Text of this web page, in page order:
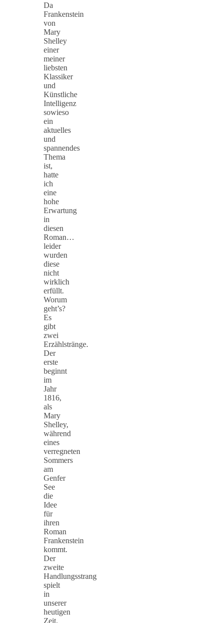
Da
Frankenstein
von
Mary
Shelley
einer
meiner
liebsten
Klassiker
und
Künstliche
Intelligenz
sowieso
ein
aktuelles
und
spannendes
Thema
ist,
hatte
ich
eine
hohe
Erwartung
in
diesen
Roman…
leider
wurden
diese
nicht
wirklich
erfüllt.
Worum
geht’s?
Es
gibt
zwei
Erzählstränge.
Der
erste
beginnt
im
Jahr
1816,
als
Mary
Shelley,
während
eines
verregneten
Sommers
am
Genfer
See
die
Idee
für
ihren
Roman
Frankenstein
kommt.
Der
zweite
Handlungsstrang
spielt
in
unserer
heutigen
Zeit.